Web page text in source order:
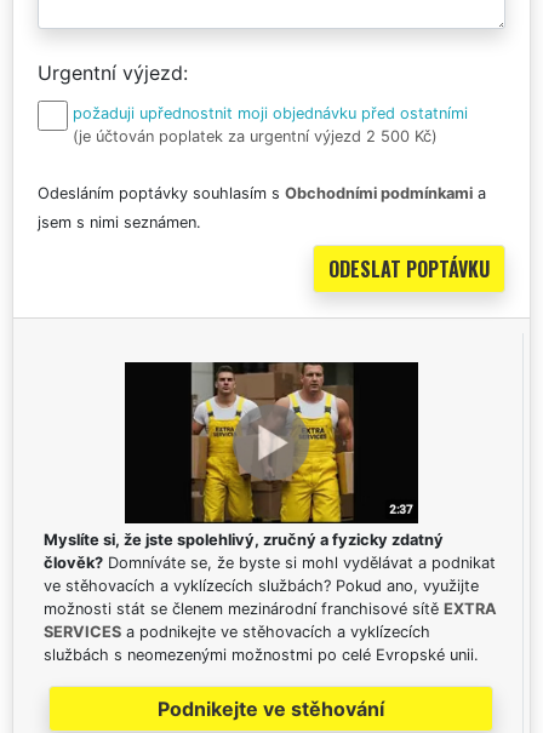
Urgentní výjezd
požaduji upřednostnit moji objednávku před ostatními
(je účtován poplatek za urgentní výjezd 2 500 Kč)
Odesláním poptávky souhlasím s Obchodními podmínkami a
jsem s nimi seznámen.
Myslíte si, že jste spolehlivý, zručný a fyzicky zdatný
člověk? Domníváte se, že byste si mohl vydělávat a podnikat
ve stěhovacích a vyklízecích službách? Pokud ano, využijte
možnosti stát se členem mezinárodní franchisové sítě EXTRA
SERVICES a podnikejte ve stěhovacích a vyklízecích
službách s neomezenými možnostmi po celé Evropské unii.
Podnikejte ve stěhování